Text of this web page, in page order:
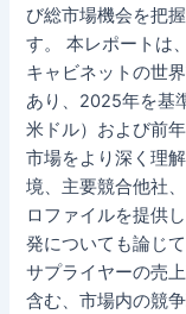
び総市場機会を把
す。 本レポートは
キャビネットの世
あり、2025年を基
米ドル）および前
市場をより深く理
境、主要競合他社
ロファイルを提供
発についても論じて
サプライヤーの売
含む、市場内の競